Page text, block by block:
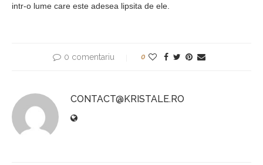
intr-o lume care este adesea lipsita de ele.
0 comentariu 0
CONTACT@KRISTALE.RO